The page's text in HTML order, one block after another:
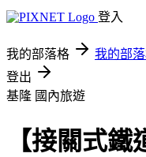
登入
我的部落格 我的部
登出
基隆 國內旅遊
【接關式